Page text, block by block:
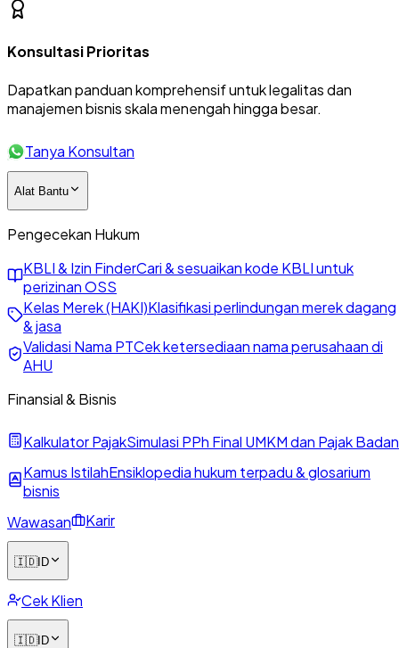
Konsultasi Prioritas
Dapatkan panduan komprehensif untuk legalitas dan
manajemen bisnis skala menengah hingga besar.
Tanya Konsultan
Alat Bantu
Pengecekan Hukum
KBLI & Izin FinderCari & sesuaikan kode KBLI untuk
perizinan OSS
Kelas Merek (HAKI)Klasifikasi perlindungan merek dagang
& jasa
Validasi Nama PTCek ketersediaan nama perusahaan di
AHU
Finansial & Bisnis
Kalkulator PajakSimulasi PPh Final UMKM dan Pajak Badan
Kamus IstilahEnsiklopedia hukum terpadu & glosarium
bisnis
Wawasan
Karir
🇮🇩ID
Cek Klien
🇮🇩ID